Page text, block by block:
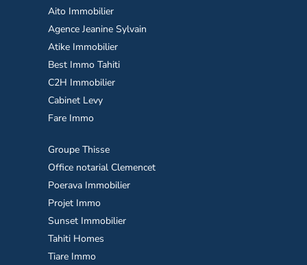
Aito Immobilier
Agence Jeanine Sylvain
Atike Immobilier
Best Immo Tahiti
C2H Immobilier
Cabinet Levy
Fare Immo
Groupe Thisse
Office notarial Clemencet
Poerava Immobilier
Projet Immo
Sunset Immobilier
Tahiti Homes
Tiare Immo